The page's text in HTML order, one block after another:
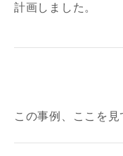
計画しました。
この事例、ここを見